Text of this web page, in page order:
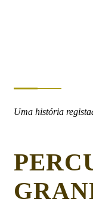
Uma história